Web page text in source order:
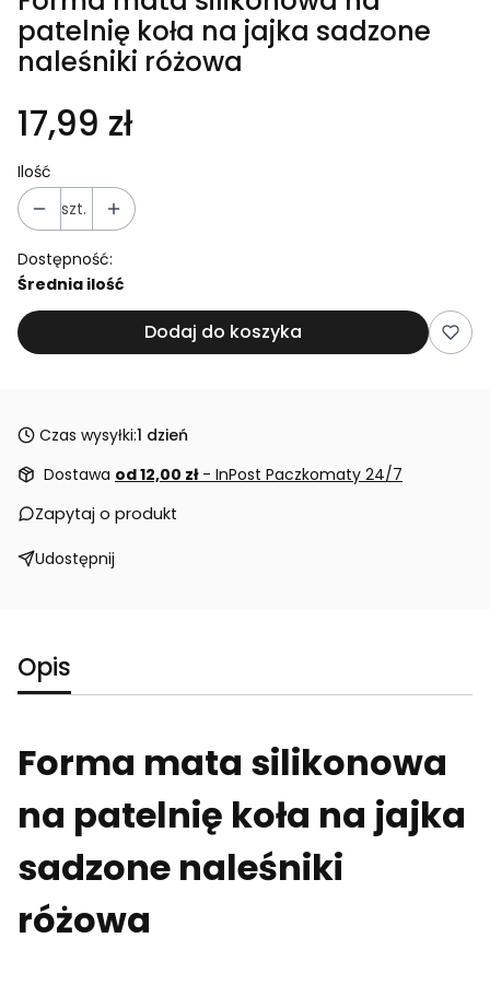
patelnię koła na jajka sadzone
naleśniki różowa
17,99 zł
Ilość
szt.
Dostępność:
Średnia ilość
Dodaj do koszyka
Czas wysyłki:1 dzień
Dostawa od 12,00 zł - InPost Paczkomaty 24/7
Zapytaj o produkt
Udostępnij
Opis
Forma mata silikonowa
na patelnię koła na jajka
sadzone naleśniki
różowa